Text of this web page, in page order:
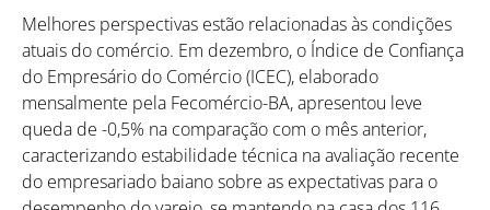
Melhores perspectivas estão relacionadas às condições
atuais do comércio. Em dezembro, o Índice de Confiança
do Empresário do Comércio (ICEC), elaborado
mensalmente pela Fecomércio-BA, apresentou leve
queda de -0,5% na comparação com o mês anterior,
caracterizando estabilidade técnica na avaliação recente
do empresariado baiano sobre as expectativas para o